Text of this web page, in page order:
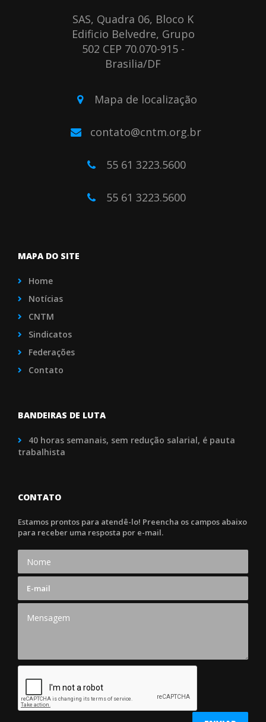
SAS, Quadra 06, Bloco K
Edificio Belvedre, Grupo
502 CEP 70.070-915 -
Brasilia/DF
Mapa de localização
contato@cntm.org.br
55 61 3223.5600
55 61 3223.5600
MAPA DO SITE
Home
Notícias
CNTM
Sindicatos
Federações
Contato
BANDEIRAS DE LUTA
40 horas semanais, sem redução salarial, é pauta
trabalhista
CONTATO
Estamos prontos para atendê-lo! Preencha os campos abaixo
para receber uma resposta por e-mail.